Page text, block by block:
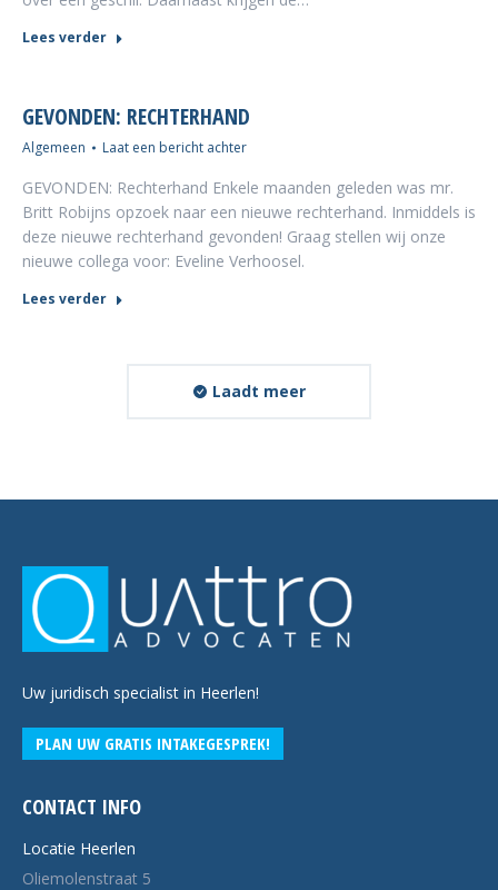
Lees verder
GEVONDEN: RECHTERHAND
Algemeen Laat een bericht achter
GEVONDEN: Rechterhand Enkele maanden geleden was mr.
Britt Robijns opzoek naar een nieuwe rechterhand. Inmiddels is
deze nieuwe rechterhand gevonden! Graag stellen wij onze
nieuwe collega voor: Eveline Verhoosel.
Lees verder
Laadt meer
Uw juridisch specialist in Heerlen!
PLAN UW GRATIS INTAKEGESPREK!
CONTACT INFO
Locatie Heerlen
Oliemolenstraat 5